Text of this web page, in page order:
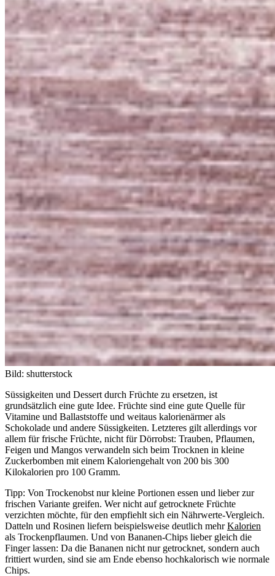
Bild: shutterstock
Süssigkeiten und Dessert durch Früchte zu ersetzen, ist
grundsätzlich eine gute Idee. Früchte sind eine gute Quelle für
Vitamine und Ballaststoffe und weitaus kalorienärmer als
Schokolade und andere Süssigkeiten. Letzteres gilt allerdings vor
allem für frische Früchte, nicht für Dörrobst: Trauben, Pflaumen,
Feigen und Mangos verwandeln sich beim Trocknen in kleine
Zuckerbomben mit einem Kaloriengehalt von 200 bis 300
Kilokalorien pro 100 Gramm.
Tipp: Von Trockenobst nur kleine Portionen essen und lieber zur
frischen Variante greifen. Wer nicht auf getrocknete Früchte
verzichten möchte, für den empfiehlt sich ein Nährwerte-Vergleich.
Datteln und Rosinen liefern beispielsweise deutlich mehrKalorien
als Trockenpflaumen. Und von Bananen-Chips lieber gleich die
Finger lassen: Da die Bananen nicht nur getrocknet, sondern auch
frittiert wurden, sind sie am Ende ebenso hochkalorisch wie normale
Chips.